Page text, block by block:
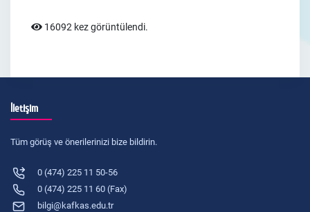
16092 kez görüntülendi.
İletişim
Tüm görüş ve önerilerinizi bize bildirin.
0 (474) 225 11 50-56
0 (474) 225 11 60 (Fax)
bilgi@kafkas.edu.tr